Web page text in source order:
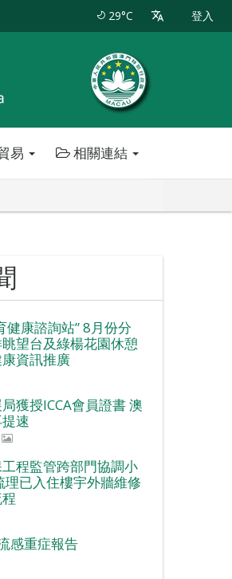
29°C 登入
易 相關連結
健康諮詢站” 8月份分
望台及綠楊花園休憩
資訊推廣
獲授ICCA會員證書 澳
速
程監管跨部門協調小
理已入住樓宇外牆維修
感重症報告